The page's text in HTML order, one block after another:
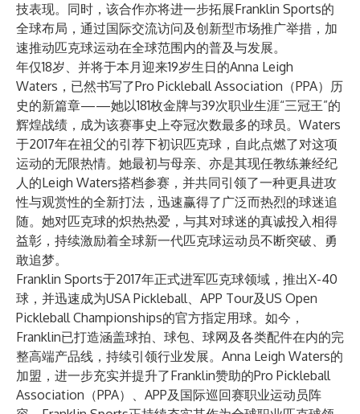
技表现。同时，该合作亦将进一步拓展Franklin Sports的
全球布局，通过国际交流访问及创新型市场推广举措，加
速推动匹克球运动在全球范围内的普及与发展。
年仅18岁、并将于本月迎来19岁生日的Anna Leigh
Waters，已然书写了Pro Pickleball Association（PPA）历
史的新篇章——她以181枚金牌与39次职业生涯“三冠王”的
辉煌战绩，成为该赛事史上夺冠次数最多的球员。Waters
于2017年在祖父的引荐下初识匹克球，自此点燃了对这项
运动的无限热情。她最初与母亲、亦是其现任教练兼经纪
人的Leigh Waters搭档参赛，并共同引领了一种更具进攻
性与观赏性的全新打法，迅速赢得了广泛而热烈的球迷追
随。她对匹克球的炽热热爱，与其对球迷的真诚投入相得
益彰，持续激励着全球新一代匹克球运动员不断突破、勇
敢追梦。
Franklin Sports于2017年正式进军匹克球领域，推出X-40
球，并迅速成为USA Pickleball、APP Tour及US Open
Pickleball Championships的官方指定用球。如今，
Franklin已打造涵盖球拍、球包、球网及各类配件在内的完
整高端产品线，持续引领行业发展。Anna Leigh Waters的
加盟，进一步充实并提升了Franklin赞助的Pro Pickleball
Association（PPA）、APP及国际巡回赛职业运动员阵